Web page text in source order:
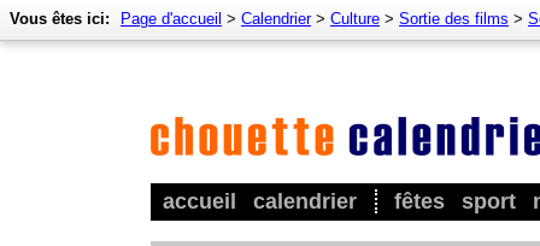
accueil calendrier fêtes sport
Vous êtes ici: Page d'accueil > Calendrier> Culture > Sortie des films >